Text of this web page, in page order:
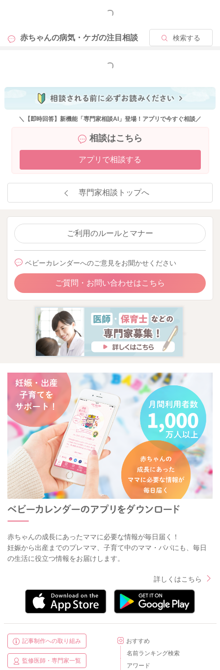
もっと見る
赤ちゃんの病気・ケガの注目相談 検索する
もっと見る
＼【即時回答】新機能「専門家相談AI」登場！アプリで今すぐ相談／
相談はこちら
アプリで相談する
専門家相談トップへ
ご利用のルールとマナー
ベビーカレンダーへのご意見をお聞かせください
ご質問・お問い合わせはこちら
赤ちゃんの成長にあったママに必要な情報が毎日届く！
妊娠から出産までのプレママ、子育て中のママ・パパにも、毎日
の生活に役立つ情報をお届けします。
詳しくはこちら
記事制作への取り組み
監修医師・専門家一覧
おすすめ
名前ランキング検索
アワード